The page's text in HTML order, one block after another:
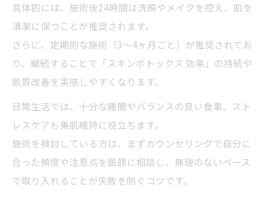
具体的には、施術後24時間は洗顔やメイクを控え、肌を
清潔に保つことが推奨されます。
さらに、定期的な施術（3～4ヶ月ごと）が推奨されてお
り、継続することで「スキンボトックス 効果」の持続や
肌質改善を実感しやすくなります。
日常生活では、十分な睡眠やバランスの良い食事、スト
レスケアも美肌維持に役立ちます。
施術を検討している方は、まずカウンセリングで自分に
合った頻度や注意点を医師に相談し、無理のないペース
で取り入れることが失敗を防ぐコツです。